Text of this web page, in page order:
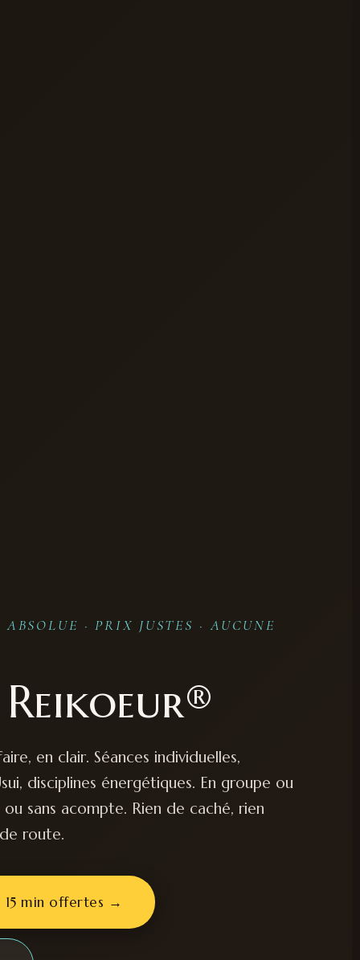
· PRIX JUSTES · AUCUNE
en clair. Séances individuelles,
disciplines énergétiques. En groupe ou
sans acompte. Rien de caché, rien
route.
15 min offertes →